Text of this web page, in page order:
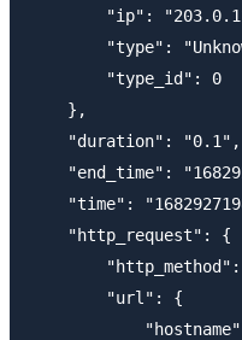
"ip":
"type":
        "type_id": 0
    },
    "duration": "0.1",
"end_time":
"time":
    "http_request": {
        "url": {